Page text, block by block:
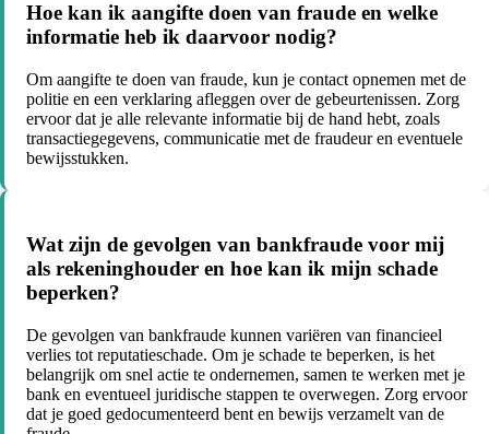
Hoe kan ik aangifte doen van fraude en welke
informatie heb ik daarvoor nodig?
Om aangifte te doen van fraude, kun je contact opnemen met de
politie en een verklaring afleggen over de gebeurtenissen. Zorg
ervoor dat je alle relevante informatie bij de hand hebt, zoals
transactiegegevens, communicatie met de fraudeur en eventuele
bewijsstukken.
Wat zijn de gevolgen van bankfraude voor mij
als rekeninghouder en hoe kan ik mijn schade
beperken?
De gevolgen van bankfraude kunnen variëren van financieel
verlies tot reputatieschade. Om je schade te beperken, is het
belangrijk om snel actie te ondernemen, samen te werken met je
bank en eventueel juridische stappen te overwegen. Zorg ervoor
dat je goed gedocumenteerd bent en bewijs verzamelt van de